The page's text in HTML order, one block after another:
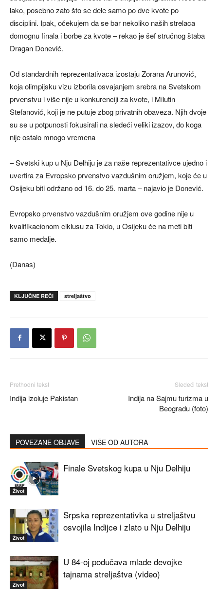
lako, posebno zato što se dele samo po dve kvote po
disciplini. Ipak, očekujem da se bar nekoliko naših strelaca
domognu finala i borbe za kvote – rekao je šef stručnog štaba
Dragan Donević.
Od standardnih reprezentativaca izostaju Zorana Arunović,
koja olimpijsku vizu izborila osvajanjem srebra na Svetskom
prvenstvu i više nije u konkurenciji za kvote, i Milutin
Stefanović, koji je ne putuje zbog privatnih obaveza. Njih dvoje
su se u potpunosti fokusirali na sledeći veliki izazov, do koga
nije ostalo mnogo vremena
– Svetski kup u Nju Delhiju je za naše reprezentativce ujedno i
uvertira za Evropsko prvenstvo vazdušnim oružjem, koje će u
Osijeku biti održano od 16. do 25. marta – najavio je Donević.
Evropsko prvenstvo vazdušnim oružjem ove godine nije u
kvalifikacionom ciklusu za Tokio, u Osijeku će na meti biti
samo medalje.
(Danas)
KLJUČNE REČI streljaštvo
Prethodni tekst
Indija izoluje Pakistan
Sledeći tekst
Indija na Sajmu turizma u
Beogradu (foto)
POVEZANE OBJAVE VIŠE OD AUTORA
Život
Finale Svetskog kupa u Nju Delhiju
Život
Srpska reprezentativka u streljaštvu
osvojila Indijce i zlato u Nju Delhiju
Život
U 84-oj podučava mlade devojke
tajnama streljaštva (video)